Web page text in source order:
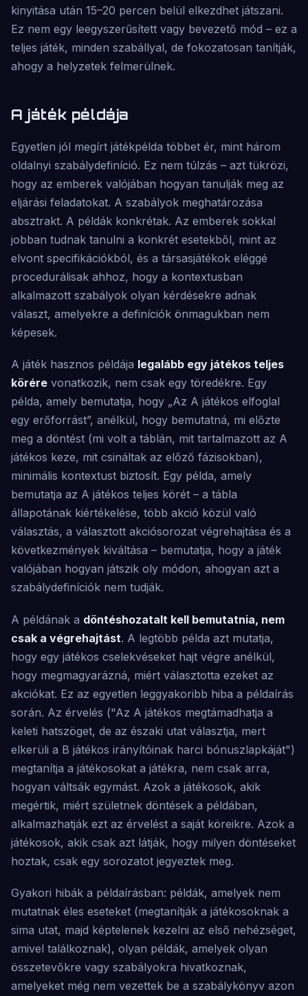
kinyitása után 15–20 percen belül elkezdhet játszani.
Ez nem egy leegyszerűsített vagy bevezető mód – ez a
teljes játék, minden szabállyal, de fokozatosan tanítják,
ahogy a helyzetek felmerülnek.
A játék példája
Egyetlen jól megírt játékpélda többet ér, mint három
oldalnyi szabálydefiníció. Ez nem túlzás – azt tükrözi,
hogy az emberek valójában hogyan tanulják meg az
eljárási feladatokat. A szabályok meghatározása
absztrakt. A példák konkrétak. Az emberek sokkal
jobban tudnak tanulni a konkrét esetekből, mint az
elvont specifikációkból, és a társasjátékok eléggé
procedurálisak ahhoz, hogy a kontextusban
alkalmazott szabályok olyan kérdésekre adnak
választ, amelyekre a definíciók önmagukban nem
képesek.
A játék hasznos példája legalább egy játékos teljes
körére vonatkozik, nem csak egy töredékre. Egy
példa, amely bemutatja, hogy „Az A játékos elfoglal
egy erőforrást”, anélkül, hogy bemutatná, mi előzte
meg a döntést (mi volt a táblán, mit tartalmazott az A
játékos keze, mit csináltak az előző fázisokban),
minimális kontextust biztosít. Egy példa, amely
bemutatja az A játékos teljes körét – a tábla
állapotának kiértékelése, több akció közül való
választás, a választott akciósorozat végrehajtása és a
következmények kiváltása – bemutatja, hogy a játék
valójában hogyan játszik oly módon, ahogyan azt a
szabálydefiníciók nem tudják.
A példának a döntéshozatalt kell bemutatnia, nem
csak a végrehajtást. A legtöbb példa azt mutatja,
hogy egy játékos cselekvéseket hajt végre anélkül,
hogy megmagyarázná, miért választotta ezeket az
akciókat. Ez az egyetlen leggyakoribb hiba a példaírás
során. Az érvelés ("Az A játékos megtámadhatja a
keleti hatszöget, de az északi utat választja, mert
elkerüli a B játékos irányítóinak harci bónuszlapkáját")
megtanítja a játékosokat a játékra, nem csak arra,
hogyan váltsák egymást. Azok a játékosok, akik
megértik, miért születnek döntések a példában,
alkalmazhatják ezt az érvelést a saját köreikre. Azok a
játékosok, akik csak azt látják, hogy milyen döntéseket
hoztak, csak egy sorozatot jegyeztek meg.
Gyakori hibák a példaírásban: példák, amelyek nem
mutatnak éles eseteket (megtanítják a játékosoknak a
sima utat, majd képtelenek kezelni az első nehézséget,
amivel találkoznak), olyan példák, amelyek olyan
összetevőkre vagy szabályokra hivatkoznak,
amelyeket még nem vezettek be a szabálykönyv azon